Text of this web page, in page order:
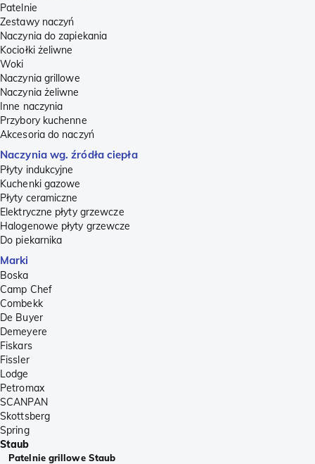
Patelnie
Zestawy naczyń
Naczynia do zapiekania
Kociołki żeliwne
Woki
Naczynia grillowe
Naczynia żeliwne
Inne naczynia
Przybory kuchenne
Akcesoria do naczyń
Naczynia wg. źródła ciepła
Płyty indukcyjne
Kuchenki gazowe
Płyty ceramiczne
Elektryczne płyty grzewcze
Halogenowe płyty grzewcze
Do piekarnika
Marki
Boska
Camp Chef
Combekk
De Buyer
Demeyere
Fiskars
Fissler
Lodge
Petromax
SCANPAN
Skottsberg
Spring
Staub
Patelnie grillowe Staub